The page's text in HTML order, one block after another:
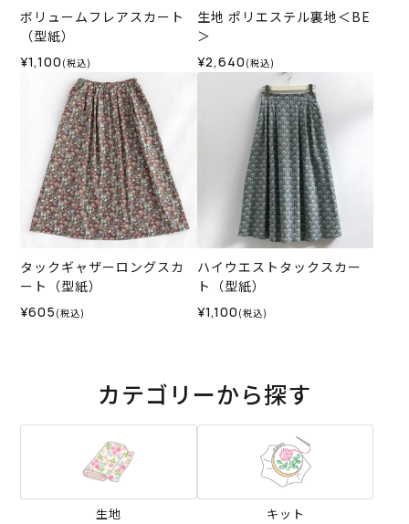
ボリュームフレアスカート
（型紙）
¥1,100 (税込)
生地 ポリエステル裏地＜BE
＞
¥2,640 (税込)
タックギャザーロングスカ
ート（型紙）
¥605 (税込)
ハイウエストタックスカー
ト（型紙）
¥1,100 (税込)
カテゴリーから探す
生地 キット